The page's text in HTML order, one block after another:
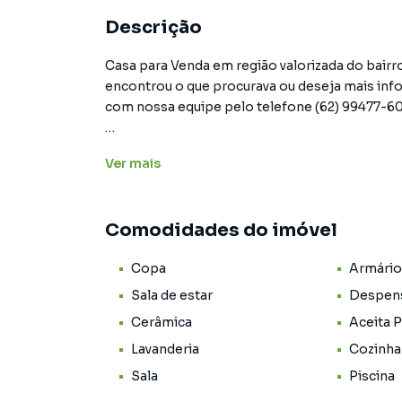
Descrição
Casa para Venda em região valorizada do
encontrou o que procurava ou deseja mais
com nossa equipe pelo telefone (62) 99477-
sobrados, terrenos, lojas e barracões para
estilo de vida.
Negocie seu imóvel de forma totalmente
Soluções Imobiliárias você consegue
na cidade e com a praticidade de fazer tudo
com o mercado imobiliário.
Ver mais
Comodidades do imóvel
Copa
Sala de estar
Cerâmica
Aceita
Lavanderia
Cozinha
Sala
Piscina